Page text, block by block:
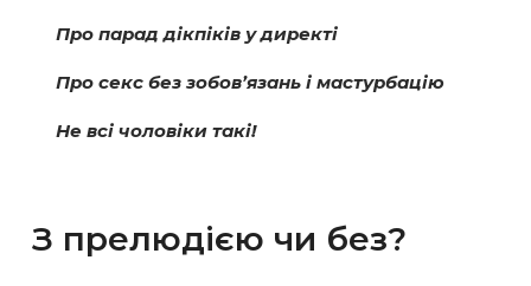
Про парад дікпіків у директі
Про секс без зобов’язань і мастурбацію
Не всі чоловіки такі!
З прелюдією чи без?